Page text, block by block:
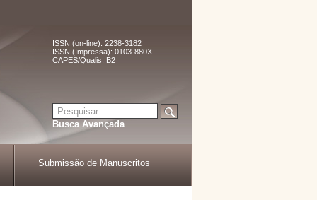
ISSN (on-line): 2238-3182
ISSN (Impressa): 0103-880X
CAPES/Qualis: B2
Busca Avançada
Submissão de Manuscritos